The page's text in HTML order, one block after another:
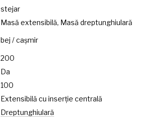
stejar
Masă extensibilă, Masă dreptunghiulară
bej / cașmir
200
Da
100
Extensibilă cu inserție centrală
Dreptunghiulară